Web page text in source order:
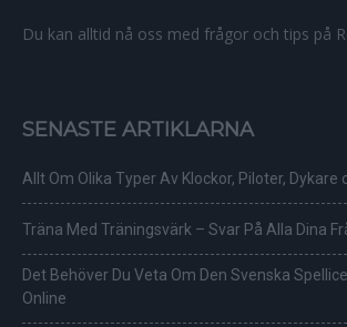
Du kan alltid nå oss med frågor och tips på
SENASTE ARTIKLARNA
Allt Om Olika Typer Av Klockor, Piloter, Dykare
Träna Med Träningsvärk – Svar På Alla Dina
Det Behöver Du Veta Om Den Svenska
Online